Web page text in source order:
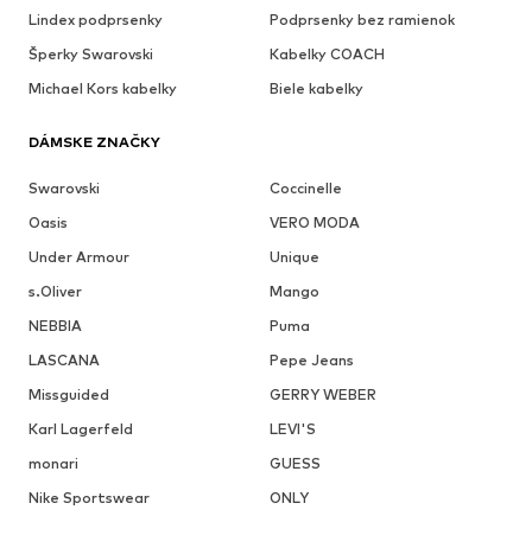
Lindex podprsenky
Podprsenky bez ramienok
Šperky Swarovski
Kabelky COACH
Michael Kors kabelky
Biele kabelky
DÁMSKE ZNAČKY
Swarovski
Coccinelle
Oasis
VERO MODA
Under Armour
Unique
s.Oliver
Mango
NEBBIA
Puma
LASCANA
Pepe Jeans
Missguided
GERRY WEBER
Karl Lagerfeld
LEVI'S
monari
GUESS
Nike Sportswear
ONLY